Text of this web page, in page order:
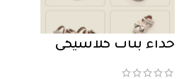
حذاء بنات كلاسيكي